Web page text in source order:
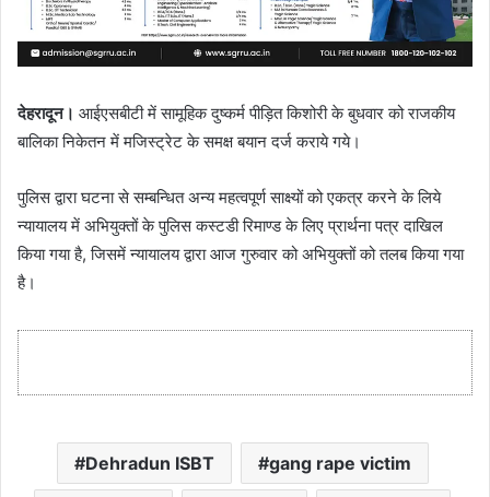
देहरादून। आईएसबीटी में सामूहिक दुष्कर्म पीड़ित किशोरी के बुधवार को राजकीय
बालिका निकेतन में मजिस्ट्रेट के समक्ष बयान दर्ज कराये गये।
पुलिस द्वारा घटना से सम्बन्धित अन्य महत्वपूर्ण साक्ष्यों को एकत्र करने के लिये
न्यायालय में अभियुक्तों के पुलिस कस्टडी रिमाण्ड के लिए प्रार्थना पत्र दाखिल
किया गया है, जिसमें न्यायालय द्वारा आज गुरुवार को अभियुक्तों को तलब किया गया
है।
Dehradun ISBT gang rape victim